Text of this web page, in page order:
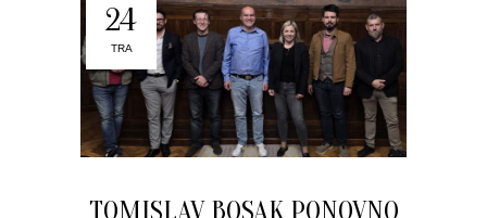
24
TRA
TOMISLAV BOSAK PONOVNO